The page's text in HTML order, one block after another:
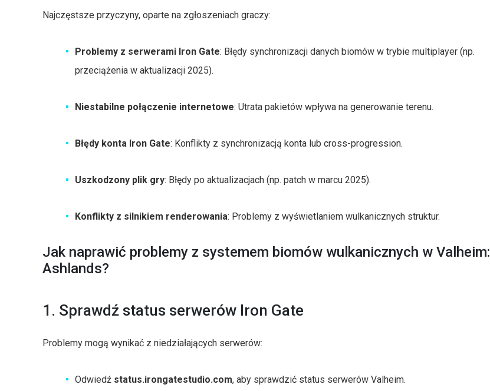
Najczęstsze przyczyny, oparte na zgłoszeniach graczy:
Problemy z serwerami Iron Gate: Błędy synchronizacji danych biomów w trybie multiplayer (np.
przeciążenia w aktualizacji 2025).
Niestabilne połączenie internetowe: Utrata pakietów wpływa na generowanie terenu.
Błędy konta Iron Gate: Konflikty z synchronizacją konta lub cross-progression.
Uszkodzony plik gry: Błędy po aktualizacjach (np. patch w marcu 2025).
Konflikty z silnikiem renderowania: Problemy z wyświetlaniem wulkanicznych struktur.
Jak naprawić problemy z systemem biomów wulkanicznych w Valheim:
Ashlands?
1. Sprawdź status serwerów Iron Gate
Problemy mogą wynikać z niedziałających serwerów:
Odwiedź status.irongatestudio.com, aby sprawdzić status serwerów Valheim.